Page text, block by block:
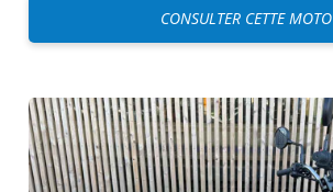
CONSULTER CETTE MOTO